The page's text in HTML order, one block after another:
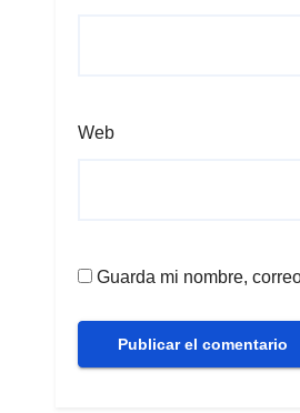
Web
Guarda mi nombre,